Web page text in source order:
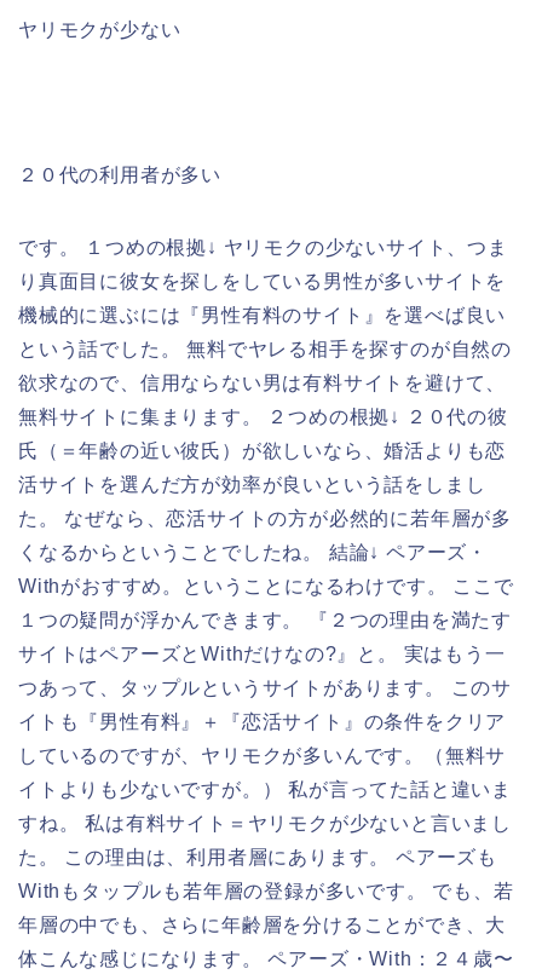
ヤリモクが少ない
２０代の利用者が多い
です。 １つめの根拠↓ ヤリモクの少ないサイト、つま
り真面目に彼女を探しをしている男性が多いサイトを
機械的に選ぶには『男性有料のサイト』を選べば良い
という話でした。 無料でヤレる相手を探すのが自然の
欲求なので、信用ならない男は有料サイトを避けて、
無料サイトに集まります。 ２つめの根拠↓ ２０代の彼
氏（＝年齢の近い彼氏）が欲しいなら、婚活よりも恋
活サイトを選んだ方が効率が良いという話をしまし
た。 なぜなら、恋活サイトの方が必然的に若年層が多
くなるからということでしたね。 結論↓ ペアーズ・
Withがおすすめ。ということになるわけです。 ここで
１つの疑問が浮かんできます。 『２つの理由を満たす
サイトはペアーズとWithだけなの?』と。 実はもう一
つあって、タップルというサイトがあります。 このサ
イトも『男性有料』＋『恋活サイト』の条件をクリア
しているのですが、ヤリモクが多いんです。（無料サ
イトよりも少ないですが。） 私が言ってた話と違いま
すね。 私は有料サイト＝ヤリモクが少ないと言いまし
た。 この理由は、利用者層にあります。 ペアーズも
Withもタップルも若年層の登録が多いです。 でも、若
年層の中でも、さらに年齢層を分けることができ、大
体こんな感じになります。 ペアーズ・With：２４歳〜